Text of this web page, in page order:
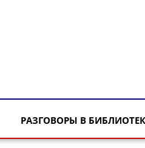
РАЗГОВОРЫ В